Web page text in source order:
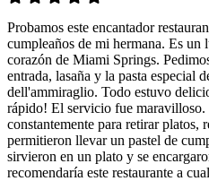
Probamos este encantador
cumpleaños de mi hermana. Es un
corazón de Miami Springs.
entrada, lasaña y la pasta especial
dell'ammiraglio. Todo estuvo
rápido! El servicio fue maravilloso.
constantemente para retirar platos,
permitieron llevar un pastel de
sirvieron en un plato y se
recomendaría este restaurante a